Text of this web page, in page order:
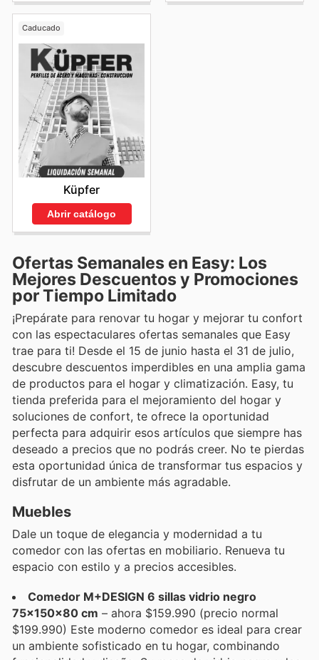
Caducado
Küpfer
Abrir catálogo
Ofertas Semanales en Easy: Los
Mejores Descuentos y Promociones
por Tiempo Limitado
¡Prepárate para renovar tu hogar y mejorar tu confort
con las espectaculares ofertas semanales que Easy
trae para ti! Desde el 15 de junio hasta el 31 de julio,
descubre descuentos imperdibles en una amplia gama
de productos para el hogar y climatización. Easy, tu
tienda preferida para el mejoramiento del hogar y
soluciones de confort, te ofrece la oportunidad
perfecta para adquirir esos artículos que siempre has
deseado a precios que no podrás creer. No te pierdas
esta oportunidad única de transformar tus espacios y
disfrutar de un ambiente más agradable.
Muebles
Dale un toque de elegancia y modernidad a tu
comedor con las ofertas en mobiliario. Renueva tu
espacio con estilo y a precios accesibles.
Comedor M+DESIGN 6 sillas vidrio negro
75×150×80 cm – ahora $159.990 (precio normal
$199.990) Este moderno comedor es ideal para crear
un ambiente sofisticado en tu hogar, combinando